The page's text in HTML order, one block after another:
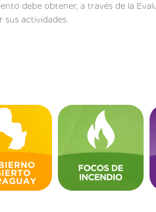
debe obtener, a través de la
sus actividades.